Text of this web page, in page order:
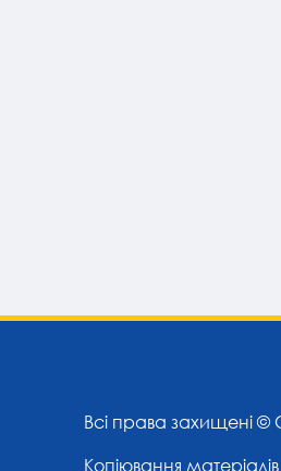
Всі права захищені ©
Копіювання